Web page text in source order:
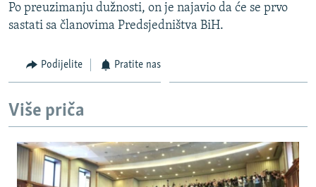
POPLAVE I KLIZIŠTA U BIH 2024.
POST SCRIPTUM
TRI DECENIJE OD RATA U BIH
SVE KARTE DEJTONA
NASTANAK I RASPAD JUGOSLAVIJE
Po preuzimanju dužnosti, on je najavio da će se prvo
sastati sa članovima Predsjedništva BiH.
Podijelite Pratite nas
Više priča